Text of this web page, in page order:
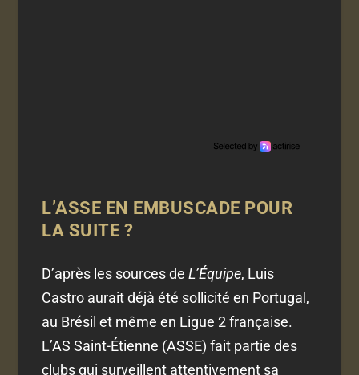
L’ASSE EN EMBUSCADE POUR
LA SUITE ?
D’après les sources deL’Équipe, Luis
Castro aurait déjà été sollicité en Portugal,
au Brésil et même en Ligue 2 française.
L’AS Saint-Étienne (ASSE) fait partie des
clubs qui surveillent attentivement sa